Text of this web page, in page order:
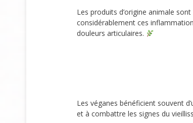
Les produits d’origine animale
considérablement ces
douleurs articulaires.
Les véganes bénéficient souvent
et à combattre les signes du